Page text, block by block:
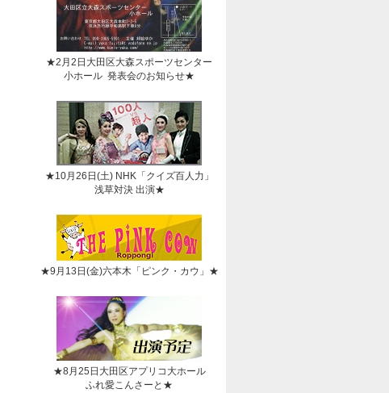
★2月2日大田区大森スポーツセンター
小ホール 発表会のお知らせ★
★10月26日(土) NHK「クイズ百人力」
浅草対決 出演★
★9月13日(金)六本木「ピンク・カウ」★
★8月25日大田区アプリコ大ホール
ふれ愛こんさーと★